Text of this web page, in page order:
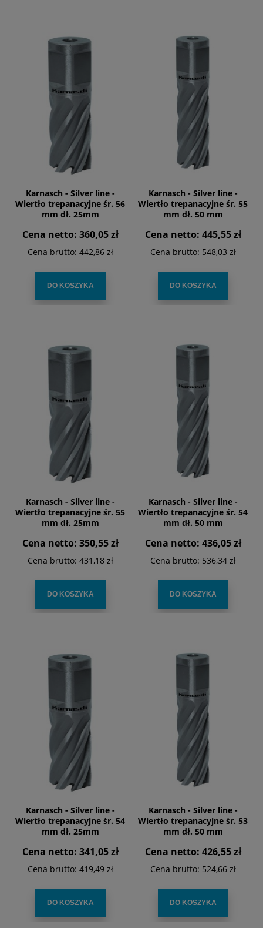
Karnasch - Silver line -
Wiertło trepanacyjne śr. 56
mm dł. 25mm
Cena netto: 360,05 zł
Cena brutto: 442,86 zł
DO KOSZYKA
Karnasch - Silver line -
Wiertło trepanacyjne śr. 55
mm dł. 50 mm
Cena netto: 445,55 zł
Cena brutto: 548,03 zł
DO KOSZYKA
Karnasch - Silver line -
Wiertło trepanacyjne śr. 55
mm dł. 25mm
Cena netto: 350,55 zł
Cena brutto: 431,18 zł
DO KOSZYKA
Karnasch - Silver line -
Wiertło trepanacyjne śr. 54
mm dł. 50 mm
Cena netto: 436,05 zł
Cena brutto: 536,34 zł
DO KOSZYKA
Karnasch - Silver line -
Wiertło trepanacyjne śr. 54
mm dł. 25mm
Cena netto: 341,05 zł
Cena brutto: 419,49 zł
DO KOSZYKA
Karnasch - Silver line -
Wiertło trepanacyjne śr. 53
mm dł. 50 mm
Cena netto: 426,55 zł
Cena brutto: 524,66 zł
DO KOSZYKA